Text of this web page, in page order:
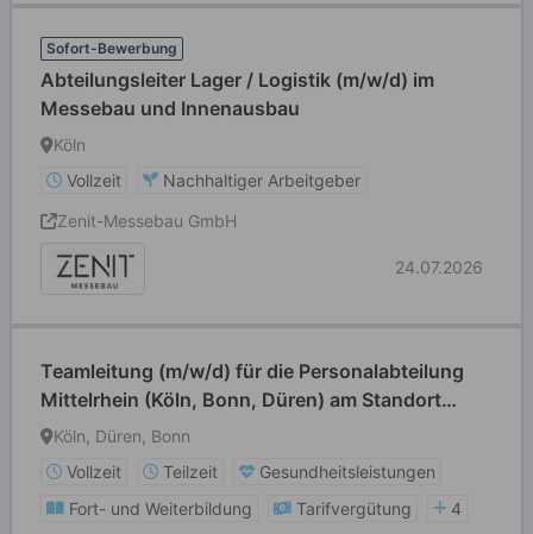
Sofort-Bewerbung
Abteilungsleiter Lager / Logistik (m/w/d) im
Messebau und Innenausbau
Köln
Vollzeit
Nachhaltiger Arbeitgeber
Zenit-Messebau GmbH
24.07.2026
Teamleitung (m/w/d) für die Personalabteilung
Mittelrhein (Köln, Bonn, Düren) am Standort
Düren
Köln, Düren, Bonn
Vollzeit
Teilzeit
Gesundheitsleistungen
Fort- und Weiterbildung
Tarifvergütung 4